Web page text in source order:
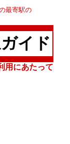
最寄駅の
イド
用にあたって